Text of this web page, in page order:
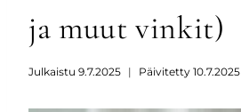
ja muut vinkit)
Julkaistu 9.7.2025 Päivitetty 10.7.2025